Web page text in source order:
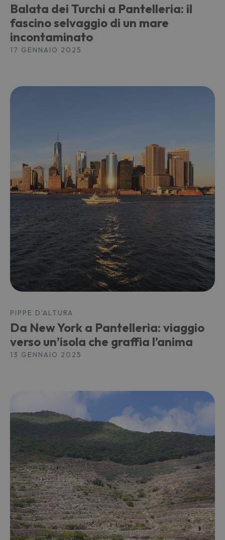
Balata dei Turchi a Pantelleria: il
fascino selvaggio di un mare
incontaminato
17 GENNAIO 2025
PIPPE D'ALTURA
Da New York a Pantelleria: viaggio
verso un’isola che graffia l’anima
13 GENNAIO 2025